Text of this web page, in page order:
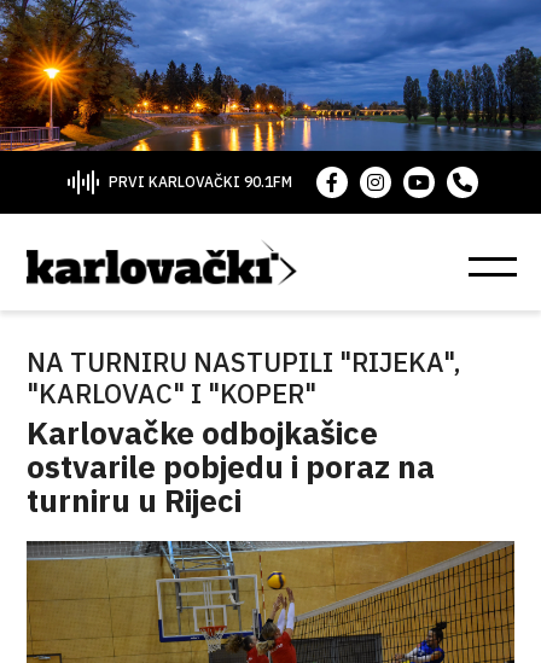
PRVI KARLOVAČKI 90.1FM
NA TURNIRU NASTUPILI "RIJEKA",
"KARLOVAC" I "KOPER"
Karlovačke odbojkašice
ostvarile pobjedu i poraz na
turniru u Rijeci